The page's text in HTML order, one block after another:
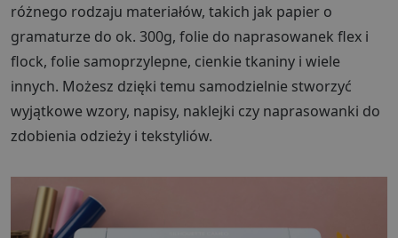
różnego rodzaju materiałów, takich jak papier o
gramaturze do ok. 300g, folie do naprasowanek flex i
flock, folie samoprzylepne, cienkie tkaniny i wiele
innych. Możesz dzięki temu samodzielnie stworzyć
wyjątkowe wzory, napisy, naklejki czy naprasowanki do
zdobienia odzieży i tekstyliów.